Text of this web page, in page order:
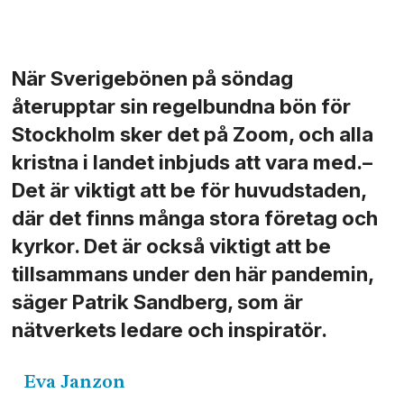
När Sverigebönen på söndag
återupptar sin regelbundna bön för
Stockholm sker det på Zoom, och alla
kristna i landet inbjuds att vara med.–
Det är viktigt att be för huvudstaden,
där det finns många stora företag och
kyrkor. Det är också viktigt att be
tillsammans under den här pandemin,
säger Patrik Sandberg, som är
nätverkets ledare och inspiratör.
Eva Janzon